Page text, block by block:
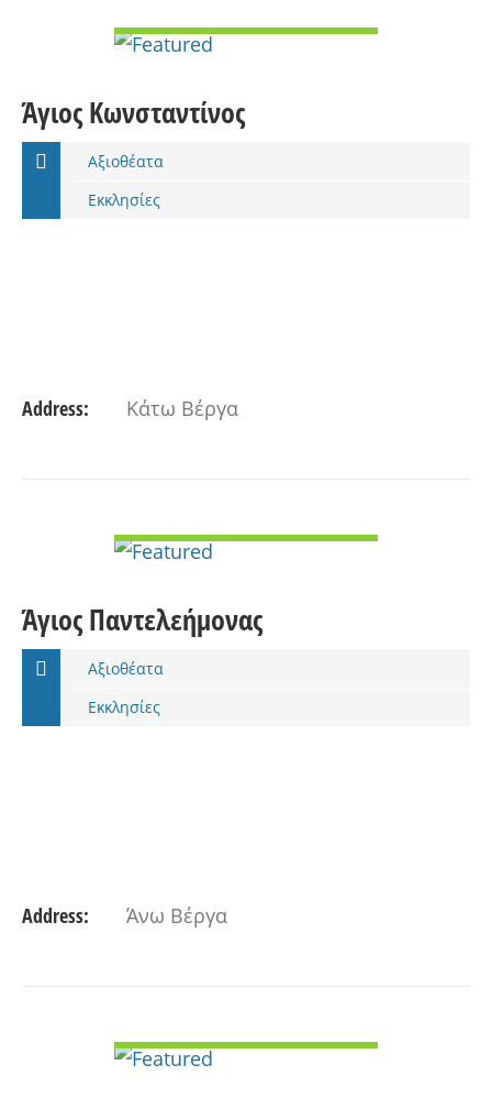
Άγιος Κωνσταντίνος
Αξιοθέατα
Εκκλησίες
Address: Κάτω Βέργα
Άγιος Παντελεήμονας
Αξιοθέατα
Εκκλησίες
Address: Άνω Βέργα